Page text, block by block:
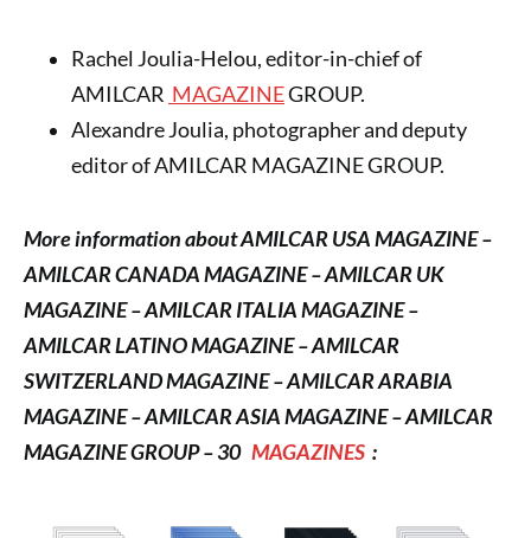
Rachel Joulia-Helou, editor-in-chief of
AMILCAR MAGAZINEGROUP.
Alexandre Joulia, photographer and deputy
editor of AMILCAR MAGAZINE GROUP.
More information about AMILCAR USA MAGAZINE –
AMILCAR CANADA MAGAZINE – AMILCAR UK
MAGAZINE – AMILCAR ITALIA MAGAZINE –
AMILCAR LATINO MAGAZINE – AMILCAR
SWITZERLAND MAGAZINE – AMILCAR ARABIA
MAGAZINE – AMILCAR ASIA MAGAZINE – AMILCAR
MAGAZINE GROUP – 30 MAGAZINES :